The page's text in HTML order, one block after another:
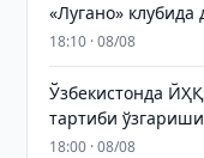
«Лугано» клубида
18:10 · 08/08
Ўзбекистонда
тартиби
18:00 · 08/08